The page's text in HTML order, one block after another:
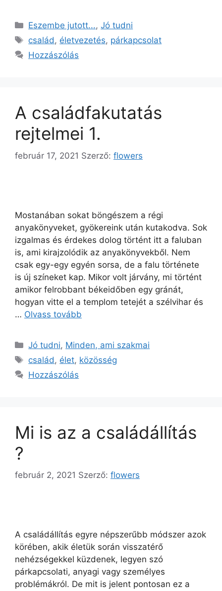
Eszembe jutott...,Jó tudni
család, életvezetés, párkapcsolat
Hozzászólás
A családfakutatás
rejtelmei 1.
február 17, 2021 Szerző: flowers
Mostanában sokat böngészem a régi
anyakönyveket, gyökereink után kutakodva. Sok
izgalmas és érdekes dolog történt itt a faluban
is, ami kirajzolódik az anyakönyvekből. Nem
csak egy-egy egyén sorsa, de a falu története
is új színeket kap. Mikor volt járvány, mi történt
amikor felrobbant békeidőben egy gránát,
hogyan vitte el a templom tetejét a szélvihar és
… Olvass tovább
Jó tudni, Minden, ami szakmai
család , élet, közösség
Hozzászólás
Mi is az a családállítás
?
február 2, 2021 Szerző: flowers
A családállítás egyre népszerűbb módszer azok
körében, akik életük során visszatérő
nehézségekkel küzdenek, legyen szó
párkapcsolati, anyagi vagy személyes
problémákról. De mit is jelent pontosan ez a